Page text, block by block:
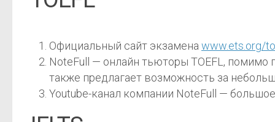
Официальный сайт экзамена www.ets.org/
NoteFull — онлайн тьюторы TOEFL, помимо
также предлагает возможность за
Youtube-канал компании NoteFull —